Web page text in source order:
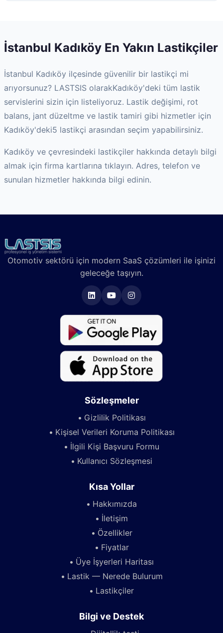
İstanbul Kadıköy En Yakın Lastikçiler
İstanbul Kadıköy ilçesinde güvenilir bir lastikçi mi
arıyorsunuz? LASTSIS olarakKadıköy'deki tüm lastik
servislerini sizin için listeliyoruz. Lastik değişimi, rot
balans, jant düzeltme ve lastik tamiri gibi hizmetler için
Kadıköy'deki5 lastikçi arasından seçim yapabilirsiniz.
Kadıköy ve çevresindeki lastikçiler hakkında detaylı bilgi
almak için firma kartlarına tıklayın. Adres, telefon ve
sunulan hizmetler hakkında bilgi edinin.
Otomotiv sektörü için modern SaaS çözümleri ile işinizi
geleceğe taşıyın.
Sözleşmeler
Gizlilik Politikası
Kişisel Verileri Koruma Politikası
İlgili Kişi Başvuru Formu
Kullanıcı Sözleşmesi
Kısa Yollar
Hakkımızda
İletişim
Özellikler
Fiyatlar
Üye İşyerleri Haritası
Lastik — Nerede Bulurum
Lastikçiler
Bilgi ve Destek